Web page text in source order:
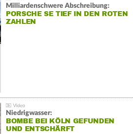
Milliardenschwere Abschreibung:
PORSCHE SE TIEF IN DEN ROTEN
ZAHLEN
Niedrigwasser:
BOMBE BEI KÖLN GEFUNDEN
UND ENTSCHÄRFT